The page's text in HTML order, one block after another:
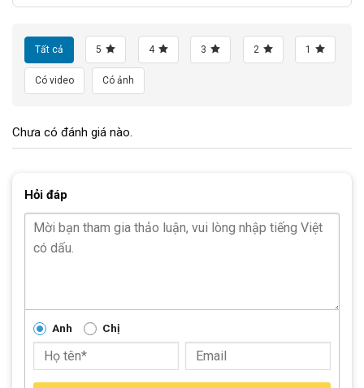
Tất cả 5 4 3 2 1
Có video Có ảnh
Chưa có đánh giá nào.
Hỏi đáp
Anh Chị